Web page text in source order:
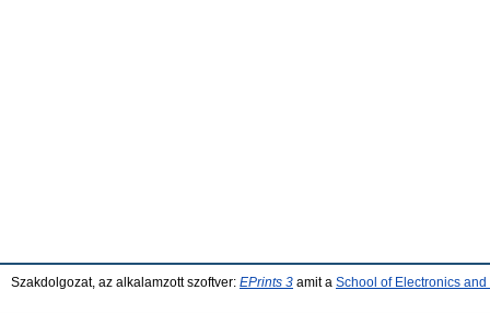
Szakdolgozat, az alkalamzott szoftver: EPrints 3 amit a School of Electronics